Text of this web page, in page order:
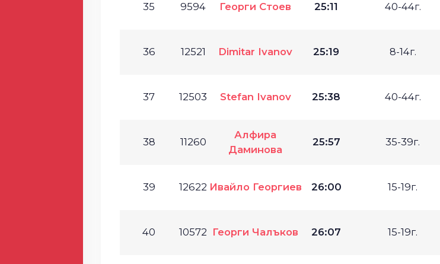
35 9594 Георги Стоев 25:11 40-44г.
36 12521 Dimitar Ivanov 25:19 8-14г.
37 12503 Stefan Ivanov 25:38 40-44г.
38 11260
Алфира
Даминова
25:57 35-39г.
39 12622 Ивайло Георгиев 26:00 15-19г.
40 10572 Георги Чалъков 26:07 15-19г.